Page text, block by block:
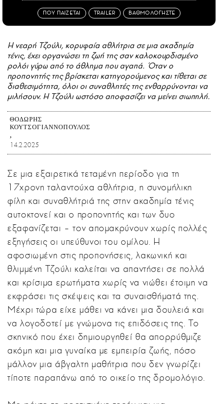
ΠΟΥ ΠΑΙΖΕΤΑΙ TRAILER ΒΑΘΜΟΛΟΓΗΣΤΕ
Η νεαρή Τζούλι, κορυφαία αθλήτρια σε μια ακαδημία
τένις, έχει οργανώσει τη ζωή της σαν καλοκουρδισμένο
ρολόι γύρω από το άθλημα που αγαπά. Όταν ο
προπονητής της βρίσκεται κατηγορούμενος και τίθεται σε
διαθεσιμότητα, όλοι οι συναθλητές της ενθαρρύνονται να
μιλήσουν. Η Τζούλι ωστόσο αποφασίζει να μείνει σιωπηλή.
ΘΟΔΩΡΉΣ
ΚΟΥΤΣΟΓΙΑΝΝΌΠΟΥΛΟΣ
14.2.2025
Σε μια εξαιρετικά τεταμένη περίοδο για τη
17χρονη ταλαντούχα αθλήτρια, η συνομήλικη
φίλη και συναθλήτριά της στην ακαδημία τένις
αυτοκτονεί και ο προπονητής και των δυο
εξαφανίζεται – τον απομακρύνουν χωρίς πολλές
εξηγήσεις οι υπεύθυνοι του ομίλου. Η
αφοσιωμένη στις προπονήσεις, λακωνική και
θλιμμένη Τζούλι καλείται να απαντήσει σε πολλά
και κρίσιμα ερωτήματα χωρίς να νιώθει έτοιμη να
εκφράσει τις σκέψεις και τα συναισθήματά της.
Μέχρι τώρα είχε μάθει να κάνει μια δουλειά και
να λογοδοτεί με γνώμονα τις επιδόσεις της. Το
σκηνικό που έχει δημιουργηθεί θα απορρύθμιζε
ακόμη και μια γυναίκα με εμπειρία ζωής, πόσο
μάλλον μια άβγαλτη μαθήτρια που δεν γνωρίζει
τίποτε παραπάνω από το οικείο της δρομολόγιο.